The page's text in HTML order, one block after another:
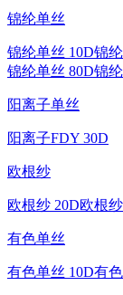
锦纶单丝
锦纶单丝 10D锦
锦纶单丝 80D锦
阳离子单丝
阳离子FDY 30D
欧根纱
欧根纱 20D欧根
有色单丝
有色单丝 10D有